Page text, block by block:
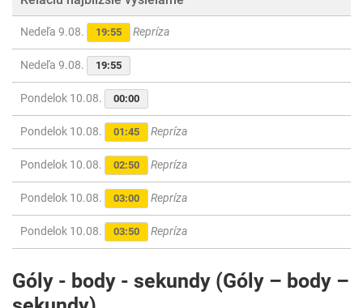
Nedeľa 9.08. 19:55 Repríza
Nedeľa 9.08. 19:55
Pondelok 10.08. 00:00
Pondelok 10.08. 01:45 Repríza
Pondelok 10.08. 02:50 Repríza
Pondelok 10.08. 03:00 Repríza
Pondelok 10.08. 03:50 Repríza
Góly - body - sekundy (Góly – body –